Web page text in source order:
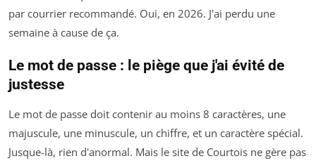
par courrier recommandé. Oui, en 2026. J'ai perdu une
semaine à cause de ça.
Le mot de passe : le piège que j'ai évité de
justesse
Le mot de passe doit contenir au moins 8 caractères, une
majuscule, une minuscule, un chiffre, et un caractère spécial.
Jusque-là, rien d'anormal. Mais le site de Courtois ne gère pas